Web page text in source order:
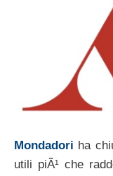
Mondadori ha
utili piÃ¹ che